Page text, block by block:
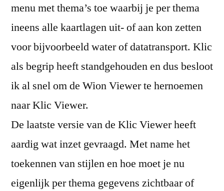
menu met thema’s toe waarbij je per thema
ineens alle kaartlagen uit- of aan kon zetten
voor bijvoorbeeld water of datatransport. Klic
als begrip heeft standgehouden en dus besloot
ik al snel om de Wion Viewer te hernoemen
naar Klic Viewer.
De laatste versie van de Klic Viewer heeft
aardig wat inzet gevraagd. Met name het
toekennen van stijlen en hoe moet je nu
eigenlijk per thema gegevens zichtbaar of